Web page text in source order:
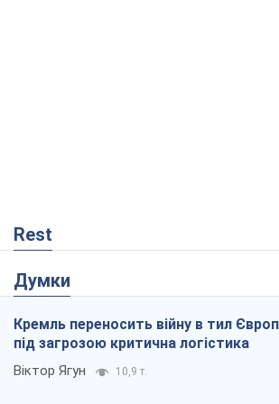
Rest
Думки
Кремль переносить війну в тил
під загрозою критична логістика
Віктор Ягун 10,9 т.